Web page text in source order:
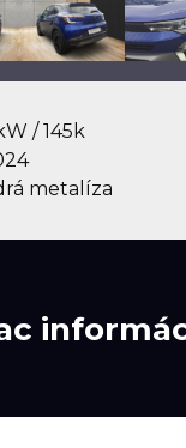
/ 145k
metalíza